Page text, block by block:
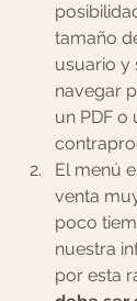
tamaño
usuario y
navegar
un PDF o
El menú
venta
poco
nuestra
por esta